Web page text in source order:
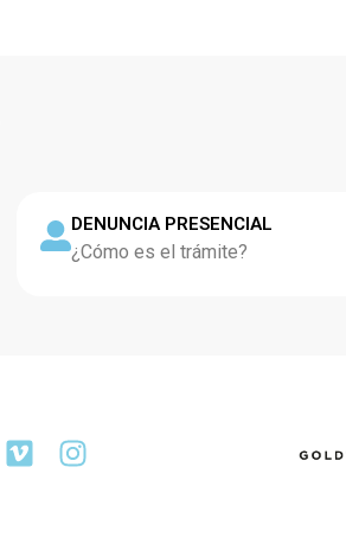
DENUNCIA PRESENCIAL
¿Cómo es el trámite?